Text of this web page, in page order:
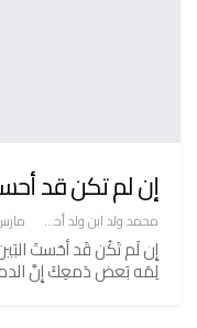
إن لم تكن قد
محمد ولد ابن ولد أحميدا مارس 23,
إِن لَم تَكُن قَد أحَستَ
لِمَه بَعض دَمعِكَ إِنَّ